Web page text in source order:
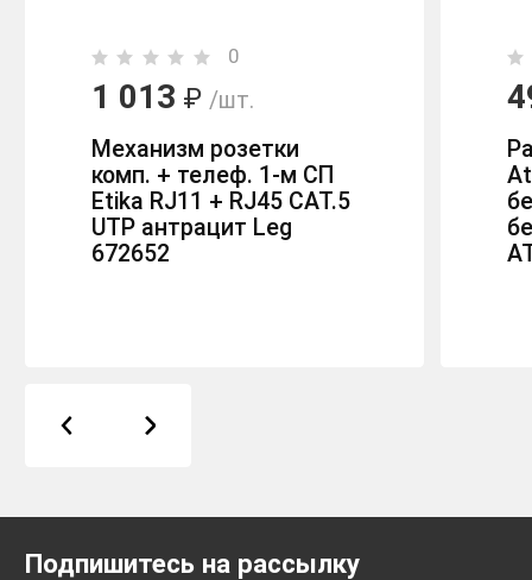
0
1 013 ₽ /шт.
Механизм розетки
комп. + телеф. 1-м СП
Etika RJ11 + RJ45 CAT.5
UTP антрацит Leg
672652
Подпишитесь на рассылку